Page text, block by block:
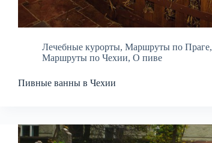
Лечебные курорты, Маршруты по Праге,
Маршруты по Чехии, О пиве
Пивные ванны в Чехии